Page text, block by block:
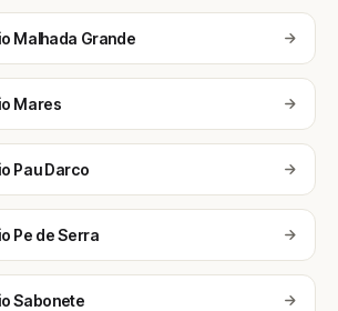
Malhada Grande
Mares
Pau Darco
Pe de Serra
Sabonete